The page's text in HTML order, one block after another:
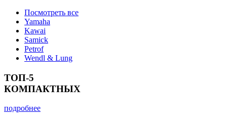
Посмотреть все
Yamaha
Kawai
Samick
Petrof
Wendl & Lung
ТОП-5
КОМПАКТНЫХ
подробнее